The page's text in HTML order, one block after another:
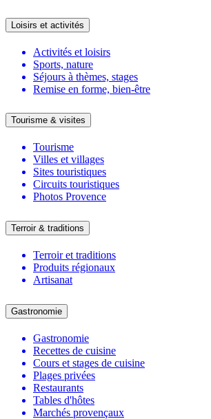
Loisirs et activités
Activités et loisirs
Sports, nature
Séjours à thèmes, stages
Remise en forme, bien-être
Tourisme & visites
Tourisme
Villes et villages
Sites touristiques
Circuits touristiques
Photos Provence
Terroir & traditions
Terroir et traditions
Produits régionaux
Artisanat
Gastronomie
Gastronomie
Recettes de cuisine
Cours et stages de cuisine
Plages privées
Restaurants
Tables d'hôtes
Marchés provençaux